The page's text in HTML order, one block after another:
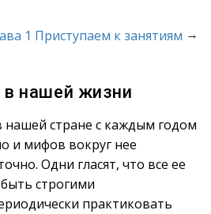
1 Приступаем к занятиям →
в нашей жизни
нашей стране с каждым годом
и мифов вокруг нее
Одни гласят, что все ее
строгими
практиковать